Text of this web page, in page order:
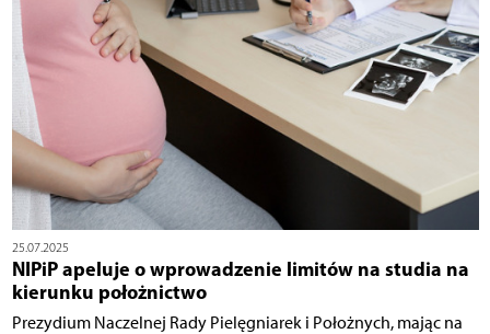
25.07.2025
NIPiP apeluje o wprowadzenie limitów na studia na
kierunku położnictwo
Prezydium Naczelnej Rady Pielęgniarek i Położnych, mając na